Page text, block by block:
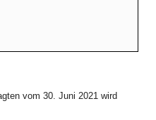
vom 30. Juni 2021 wird